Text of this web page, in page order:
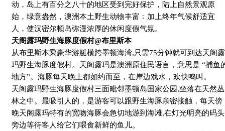
动，岛上有百分之八十的地区受到完好保护，陆上自然景观原
始，绿意盎然，澳洲本土野生动物丰富﹔加上终年气候舒适宜
人，使汉密尔顿岛弥漫浓厚的休闲度假气氛。
天阁露玛野生海豚度假村@布里斯本
从布里斯本乘豪华游艇横跨墨顿海湾,只需75分钟就可到达天阁露
玛野生海豚度假村。天阁露玛是澳洲原住民语言，意思是 “捕鱼
地方”。海豚每天晚上都如约而至，在岸边戏水，欢快鸣叫。
天阁露玛野生海豚度假村三面毗邻墨顿岛国家公园 ,坐落在天然丛
林之中。最吸引人的，是游客可以跟野生海豚亲密接触，每天傍
晚天阁露玛特有的宽吻海豚会急切地游到海滩,在灯光明亮的码头
旁边等待客人给它们喂食新鲜的鱼儿。